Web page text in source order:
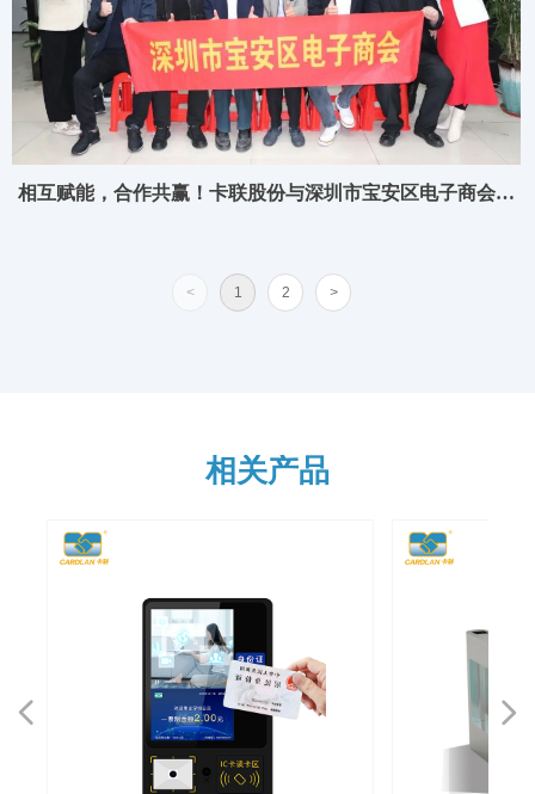
相互赋能，合作共赢！卡联股份与深圳市宝安区电子商会企
< 1 2 >
相关产品
넳 넲